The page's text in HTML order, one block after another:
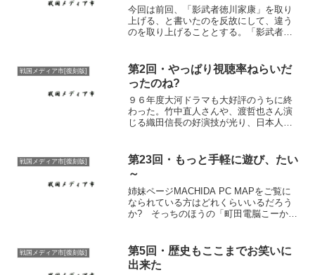
今回は前回、「影武者徳川家康」を取り
上げる、と書いたのを反故にして、違う
のを取り上げることとする。「影武者
回につながっていく。そう、あくまで前
振り、「だし」にすぎな...
戦国メディア市[復刻版]
第2回・やっぱり視聴率ねらいだ
ったのね?
９６年度大河ドラマも大好評のうちに終
わった。竹中直人さんや、渡哲也さん演
じる織田信長の好演技が光り、日本人に
国野郎とか････そういう人には不満がた
くさん残った...
戦国メディア市[復刻版]
第23回・もっと手軽に遊び、たい
～
姉妹ページMACHIDA PC MAPをご覧に
なられている方はどれくらいいるだろう
か? そっちのほうの「町田電脳こーかい
早数週間が経つ。というわけで、今回は
Window...
戦国メディア市[復刻版]
第5回・歴史もここまでお笑いに
出来た